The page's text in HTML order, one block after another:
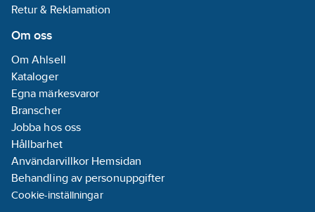
Retur & Reklamation
Om oss
Om Ahlsell
Kataloger
Egna märkesvaror
Branscher
Jobba hos oss
Hållbarhet
Användarvillkor Hemsidan
Behandling av personuppgifter
Cookie-inställningar